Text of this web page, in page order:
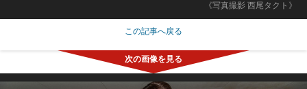
《写真撮影 西尾タクト》
この記事へ戻る